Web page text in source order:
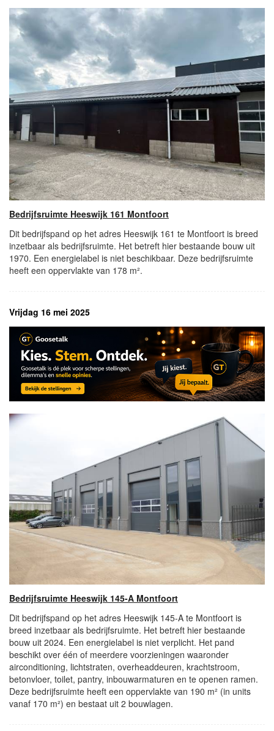
Bedrijfsruimte Heeswijk 161 Montfoort
Dit bedrijfspand op het adres Heeswijk 161 te Montfoort is breed
inzetbaar als bedrijfsruimte. Het betreft hier bestaande bouw uit
1970. Een energielabel is niet beschikbaar. Deze bedrijfsruimte
heeft een oppervlakte van 178 m².
Vrijdag 16 mei 2025
Bedrijfsruimte Heeswijk 145-A Montfoort
Dit bedrijfspand op het adres Heeswijk 145-A te Montfoort is
breed inzetbaar als bedrijfsruimte. Het betreft hier bestaande
bouw uit 2024. Een energielabel is niet verplicht. Het pand
beschikt over één of meerdere voorzieningen waaronder
airconditioning, lichtstraten, overheaddeuren, krachtstroom,
betonvloer, toilet, pantry, inbouwarmaturen en te openen ramen.
Deze bedrijfsruimte heeft een oppervlakte van 190 m² (in units
vanaf 170 m²) en bestaat uit 2 bouwlagen.